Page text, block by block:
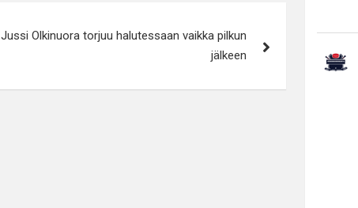
Jussi Olkinuora torjuu halutessaan vaikka pilkun
jälkeen